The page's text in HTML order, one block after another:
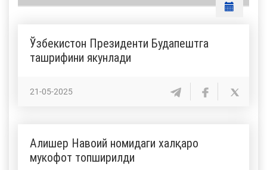
Ўзбекистон Президенти Будапештга
ташрифини якунлади
21-05-2025
Алишер Навоий номидаги халқаро
мукофот топширилди